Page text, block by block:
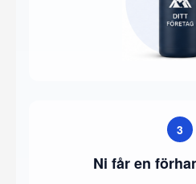
3
Ni får en